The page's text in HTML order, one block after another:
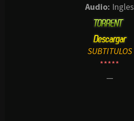
Audio: Ingles
SUBTITULOS
*****
—